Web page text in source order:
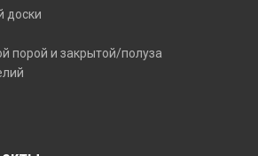
доски
порой и закрытой/полуза